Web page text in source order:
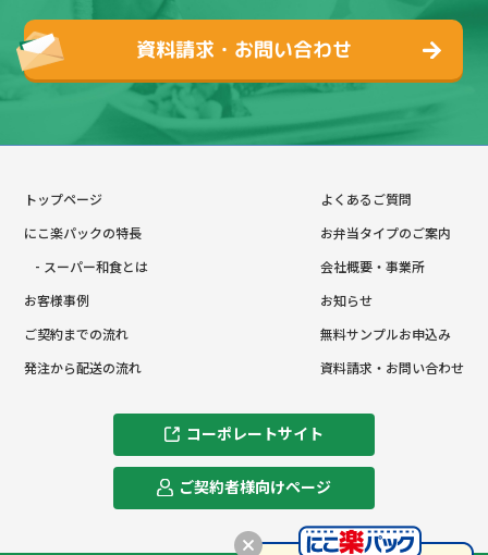
資料請求・お問い合わせ
トップページ
にこ楽パックの特長
- スーパー和食とは
お客様事例
ご契約までの流れ
発注から配送の流れ
よくあるご質問
お弁当タイプのご案内
会社概要・事業所
お知らせ
無料サンプルお申込み
資料請求・お問い合わせ
コーポレートサイト
ご契約者様向けページ